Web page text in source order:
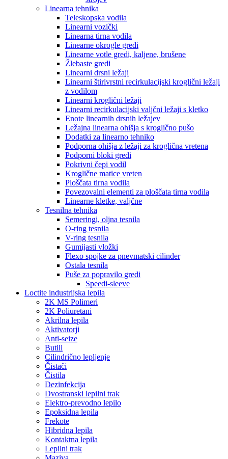
Linearna tehnika
Teleskopska vodila
Linearni vozički
Linearna tirna vodila
Linearne okrogle gredi
Linearne votle gredi, kaljene, brušene
Žlebaste gredi
Linearni drsni ležaji
Linearni štirivrstni recirkulacijski kroglični ležaji
z vodilom
Linearni kroglični ležaji
Linearni recirkulacijski valjčni ležaji s kletko
Enote linearnih drsnih ležajev
Ležajna linearna ohišja s kroglično pušo
Dodatki za linearno tehniko
Podporna ohišja z ležaji za kroglična vretena
Podporni bloki gredi
Pokrivni čepi vodil
Kroglične matice vreten
Ploščata tirna vodila
Povezovalni elementi za ploščata tirna vodila
Linearne kletke, valjčne
Tesnilna tehnika
Semeringi, oljna tesnila
O-ring tesnila
V-ring tesnila
Gumijasti vložki
Flexo spojke za pnevmatski cilinder
Ostala tesnila
Puše za popravilo gredi
Speedi-sleeve
Loctite industrijska lepila
2K MS Polimeri
2K Poliuretani
Akrilna lepila
Aktivatorji
Anti-seize
Butili
Cilindrično lepljenje
Čistači
Čistila
Dezinfekcija
Dvostranski lepilni trak
Elektro-prevodno lepilo
Epoksidna lepila
Frekote
Hibridna lepila
Kontaktna lepila
Lepilni trak